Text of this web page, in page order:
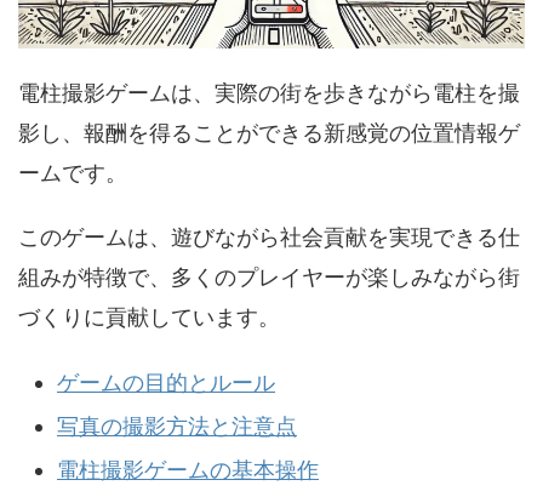
電柱撮影ゲームは、実際の街を歩きながら電柱を撮
影し、報酬を得ることができる新感覚の位置情報ゲ
ームです。
このゲームは、遊びながら社会貢献を実現できる仕
組みが特徴で、多くのプレイヤーが楽しみながら街
づくりに貢献しています。
ゲームの目的とルール
写真の撮影方法と注意点
電柱撮影ゲームの基本操作